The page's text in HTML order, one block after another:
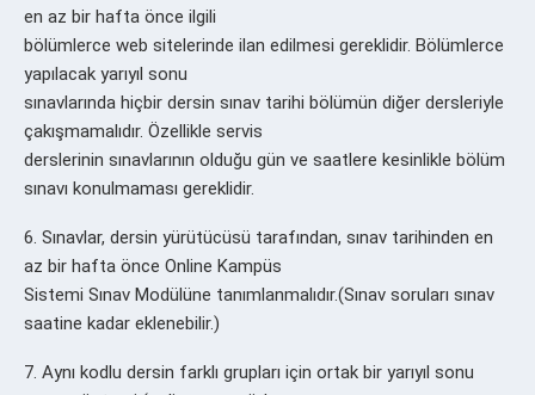
en az bir hafta önce ilgili
bölümlerce web sitelerinde ilan edilmesi gereklidir. Bölümlerce
yapılacak yarıyıl sonu
sınavlarında hiçbir dersin sınav tarihi bölümün diğer dersleriyle
çakışmamalıdır. Özellikle servis
derslerinin sınavlarının olduğu gün ve saatlere kesinlikle bölüm
sınavı konulmaması gereklidir.
6. Sınavlar, dersin yürütücüsü tarafından, sınav tarihinden en
az bir hafta önce Online Kampüs
Sistemi Sınav Modülüne tanımlanmalıdır.(Sınav soruları sınav
saatine kadar eklenebilir.)
7. Aynı kodlu dersin farklı grupları için ortak bir yarıyıl sonu